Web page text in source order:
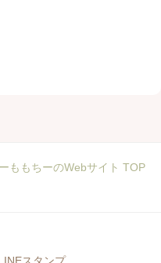
ももちーのWebサイト TOP